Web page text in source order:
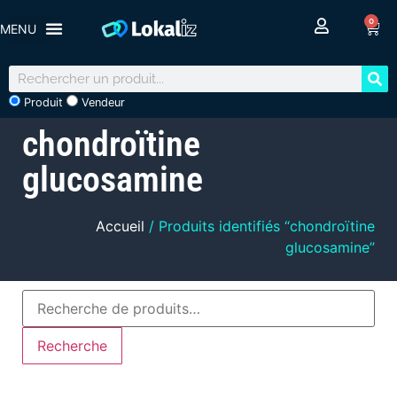
0
Produit Vendeur
chondroïtine
glucosamine
Accueil / Produits identifiés “chondroïtine
glucosamine”
Recherche